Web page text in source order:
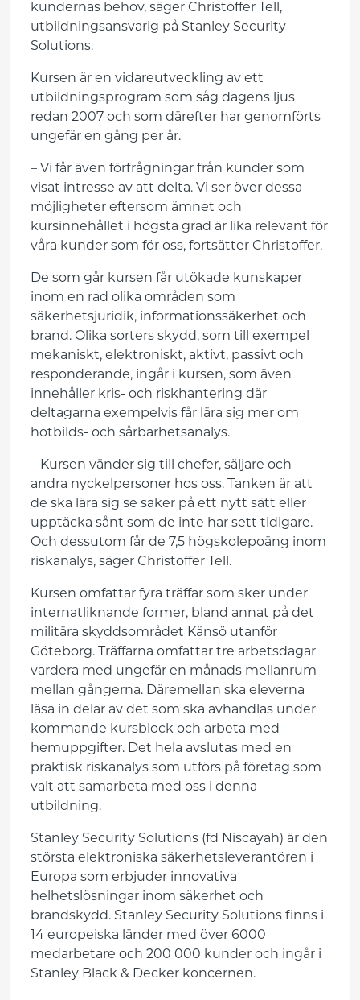
kundernas behov, säger Christoffer Tell,
utbildningsansvarig på Stanley Security
Solutions.
Kursen är en vidareutveckling av ett
utbildningsprogram som såg dagens ljus
redan 2007 och som därefter har genomförts
ungefär en gång per år.
– Vi får även förfrågningar från kunder som
visat intresse av att delta. Vi ser över dessa
möjligheter eftersom ämnet och
kursinnehållet i högsta grad är lika relevant för
våra kunder som för oss, fortsätter Christoffer.
De som går kursen får utökade kunskaper
inom en rad olika områden som
säkerhetsjuridik, informationssäkerhet och
brand. Olika sorters skydd, som till exempel
mekaniskt, elektroniskt, aktivt, passivt och
responderande, ingår i kursen, som även
innehåller kris- och riskhantering där
deltagarna exempelvis får lära sig mer om
hotbilds- och sårbarhetsanalys.
– Kursen vänder sig till chefer, säljare och
andra nyckelpersoner hos oss. Tanken är att
de ska lära sig se saker på ett nytt sätt eller
upptäcka sånt som de inte har sett tidigare.
Och dessutom får de 7,5 högskolepoäng inom
riskanalys, säger Christoffer Tell.
Kursen omfattar fyra träffar som sker under
internatliknande former, bland annat på det
militära skyddsområdet Känsö utanför
Göteborg. Träffarna omfattar tre arbetsdagar
vardera med ungefär en månads mellanrum
mellan gångerna. Däremellan ska eleverna
läsa in delar av det som ska avhandlas under
kommande kursblock och arbeta med
hemuppgifter. Det hela avslutas med en
praktisk riskanalys som utförs på företag som
valt att samarbeta med oss i denna
utbildning.
Stanley Security Solutions (fd Niscayah) är den
största elektroniska säkerhetsleverantören i
Europa som erbjuder innovativa
helhetslösningar inom säkerhet och
brandskydd. Stanley Security Solutions finns i
14 europeiska länder med över 6000
medarbetare och 200 000 kunder och ingår i
Stanley Black & Decker koncernen.